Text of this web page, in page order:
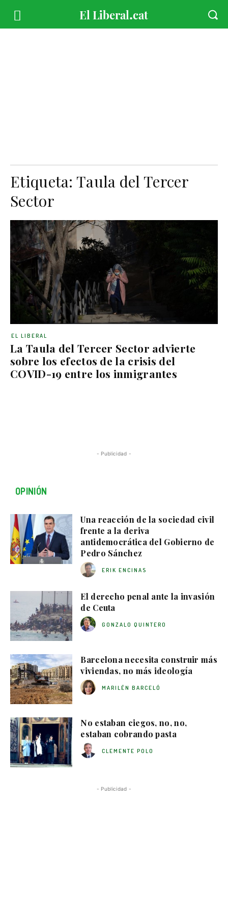
Etiqueta:Taula del Tercer
Sector
La Taula del Tercer Sector advierte
sobre los efectos de la crisis del
COVID-19 entre los inmigrantes
EL LIBERAL
- Publicidad -
OPINIÓN
Una reacción de la sociedad civil
frente a la deriva
antidemocrática del Gobierno de
Pedro Sánchez
ERIK ENCINAS
El derecho penal ante la invasión
de Ceuta
GONZALO QUINTERO
Barcelona necesita construir más
viviendas, no más ideología
MARILÉN BARCELÓ
No estaban ciegos, no, no,
estaban cobrando pasta
CLEMENTE POLO
- Publicidad -